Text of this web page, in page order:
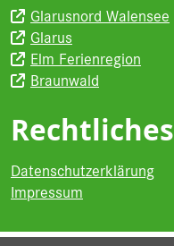
Glarusnord Walensee
Glarus
Elm Ferienregion
Braunwald
Rechtliches
Datenschutzerklärung
Impressum